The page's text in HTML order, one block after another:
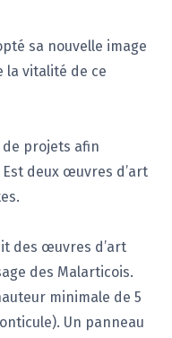
sa nouvelle image
la vitalité de ce
de projets afin
deux œuvres d’art
des œuvres d’art
des Malarticois.
minimale de 5
Un panneau